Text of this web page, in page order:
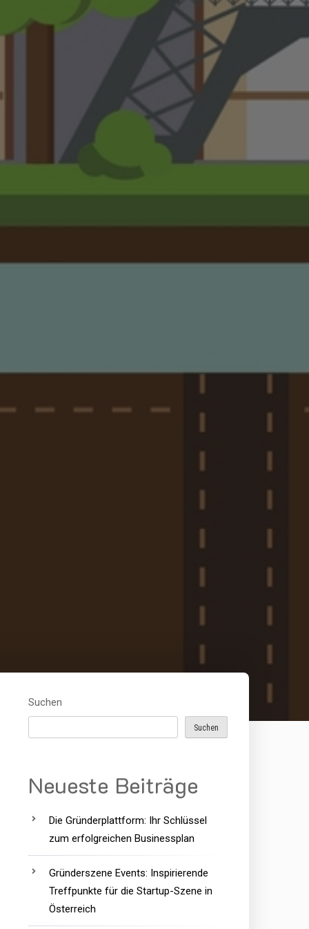
Suchen
Suchen
Neueste Beiträge
Die Gründerplattform: Ihr Schlüssel
zum erfolgreichen Businessplan
Gründerszene Events: Inspirierende
Treffpunkte für die Startup-Szene in
Österreich